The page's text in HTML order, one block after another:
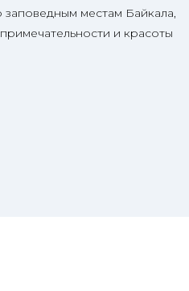
местам Байкала,
и красоты